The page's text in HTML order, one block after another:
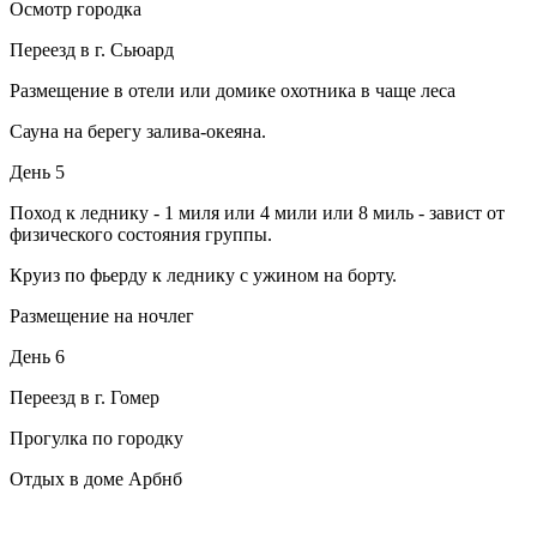
Осмотр городка
Переезд в г. Сьюард
Размещение в отели или домике охотника в чаще леса
Сауна на берегу залива-океяна.
День 5
Поход к леднику - 1 миля или 4 мили или 8 миль - завист от
физического состояния группы.
Круиз по фьерду к леднику с ужином на борту.
Размещение на ночлег
День 6
Переезд в г. Гомер
Прогулка по городку
Отдых в доме Арбнб